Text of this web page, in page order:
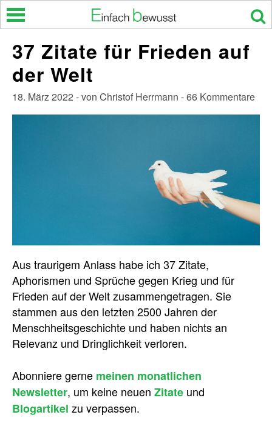
Skip
37 Zitate für Frieden auf
der Welt
18. März 2022 - von Christof Herrmann - 66 Kommentare
Aus traurigem Anlass habe ich 37 Zitate,
Aphorismen und Sprüche gegen Krieg und für
Frieden auf der Welt zusammengetragen. Sie
stammen aus den letzten 2500 Jahren der
Menschheitsgeschichte und haben nichts an
Relevanz und Dringlichkeit verloren.
Abonniere gerne meinen monatlichen
Newsletter, um keine neuen Zitate und
Blogartikel zu verpassen.